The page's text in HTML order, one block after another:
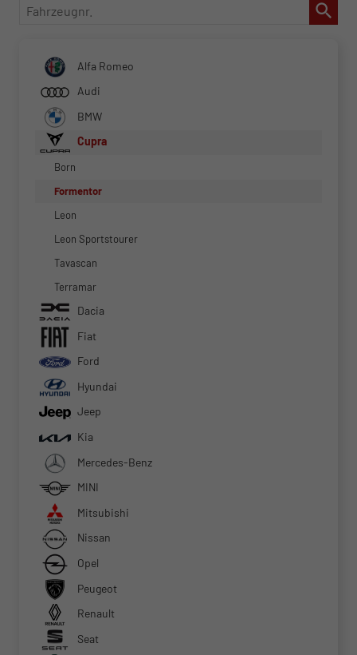
Fahrzeugnr.
Alfa Romeo
Audi
BMW
Cupra
Born
Formentor
Leon
Leon Sportstourer
Tavascan
Terramar
Dacia
Fiat
Ford
Hyundai
Jeep
Kia
Mercedes-Benz
MINI
Mitsubishi
Nissan
Opel
Peugeot
Renault
Seat